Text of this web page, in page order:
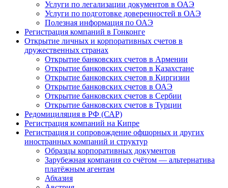
Услуги по легализации документов в ОАЭ
Услуги по подготовке доверенностей в ОАЭ
Полезная информация по ОАЭ
Регистрация компаний в Гонконге
Открытие личных и корпоративных счетов в
дружественных странах
Открытие банковских счетов в Армении
Открытие банковских счетов в Казахстане
Открытие банковских счетов в Киргизии
Открытие банковских счетов в ОАЭ
Открытие банковских счетов в Сербии
Открытие банковских счетов в Турции
Редомициляция в РФ (САР)
Регистрация компаний на Кипре
Регистрация и сопровождение офшорных и других
иностранных компаний и структур
Образцы корпоративных документов
Зарубежная компания со счётом — альтернатива
платёжным агентам
Абхазия